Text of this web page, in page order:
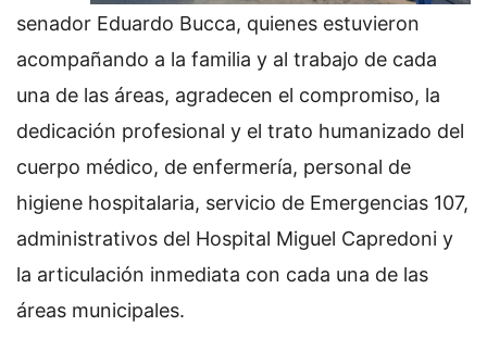
senador Eduardo Bucca, quienes estuvieron
acompañando a la familia y al trabajo de cada
una de las áreas, agradecen el compromiso, la
dedicación profesional y el trato humanizado del
cuerpo médico, de enfermería, personal de
higiene hospitalaria, servicio de Emergencias 107,
administrativos del Hospital Miguel Capredoni y
la articulación inmediata con cada una de las
áreas municipales.